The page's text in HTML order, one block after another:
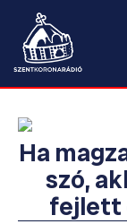
Ha
szó,
fejlett